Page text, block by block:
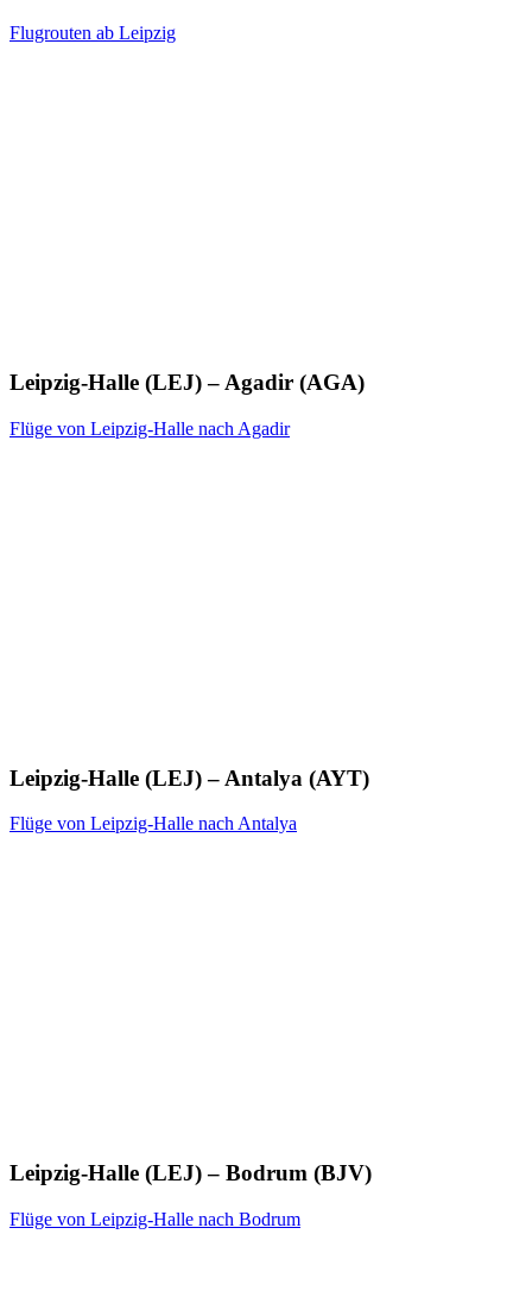
Flugrouten ab Leipzig
Leipzig-Halle (LEJ) – Agadir (AGA)
Flüge von Leipzig-Halle nach Agadir
Leipzig-Halle (LEJ) – Antalya (AYT)
Flüge von Leipzig-Halle nach Antalya
Leipzig-Halle (LEJ) – Bodrum (BJV)
Flüge von Leipzig-Halle nach Bodrum